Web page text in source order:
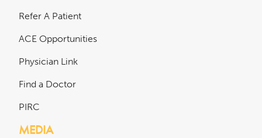
Refer A Patient
ACE Opportunities
Physician Link
Find a Doctor
PIRC
MEDIA